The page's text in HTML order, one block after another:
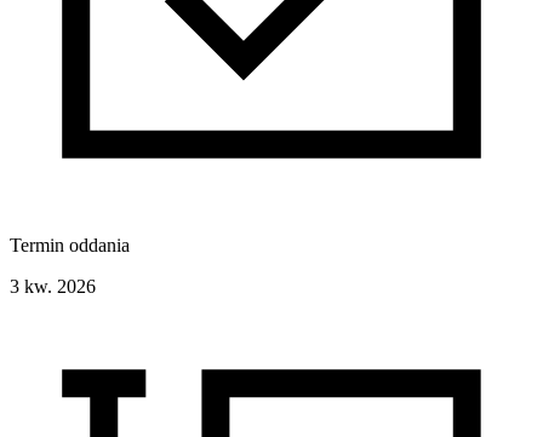
Termin oddania
3 kw. 2026